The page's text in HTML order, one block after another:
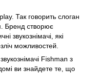
Так говорить слоган
Бренд створює
звукознімачі, які
можливостей.
Fishman з
ви знайдете те, що